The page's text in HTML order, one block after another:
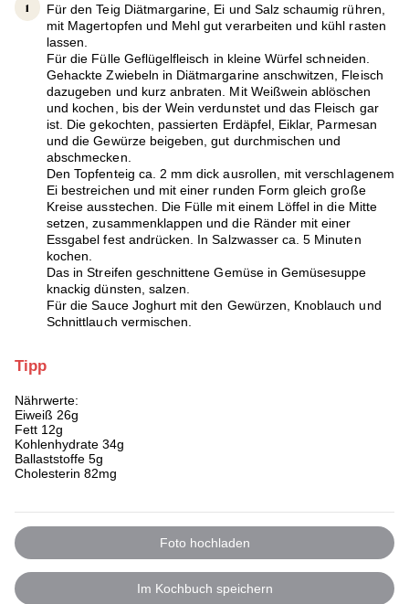
Für den Teig Diätmargarine, Ei und Salz schaumig rühren,
mit Magertopfen und Mehl gut verarbeiten und kühl rasten
lassen.
Für die Fülle Geflügelfleisch in kleine Würfel schneiden.
Gehackte Zwiebeln in Diätmargarine anschwitzen, Fleisch
dazugeben und kurz anbraten. Mit Weißwein ablöschen
und kochen, bis der Wein verdunstet und das Fleisch gar
ist. Die gekochten, passierten Erdäpfel, Eiklar, Parmesan
und die Gewürze beigeben, gut durchmischen und
abschmecken.
Den Topfenteig ca. 2 mm dick ausrollen, mit verschlagenem
Ei bestreichen und mit einer runden Form gleich große
Kreise ausstechen. Die Fülle mit einem Löffel in die Mitte
setzen, zusammenklappen und die Ränder mit einer
Essgabel fest andrücken. In Salzwasser ca. 5 Minuten
kochen.
Das in Streifen geschnittene Gemüse in Gemüsesuppe
knackig dünsten, salzen.
Für die Sauce Joghurt mit den Gewürzen, Knoblauch und
Schnittlauch vermischen.
Tipp
Nährwerte:
Eiweiß 26g
Fett 12g
Kohlenhydrate 34g
Ballaststoffe 5g
Cholesterin 82mg
Foto hochladen
Im Kochbuch speichern